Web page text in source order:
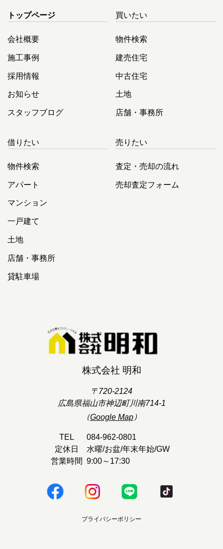
トップページ
会社概要
施工事例
採用情報
お知らせ
スタッフブログ
買いたい
物件検索
建売住宅
中古住宅
土地
店舗・事務所
借りたい
物件検索
アパート
マンション
一戸建て
土地
店舗・事務所
貸駐車場
売りたい
査定・売却の流れ
売却査定フォーム
株式会社 明和
〒720-2124
広島県福山市神辺町川南714-1
（Google Map）
TEL
084-962-0801
定休日
水曜/お盆/年末年始/GW
営業時間 9:00～17:30
プライバシーポリシー